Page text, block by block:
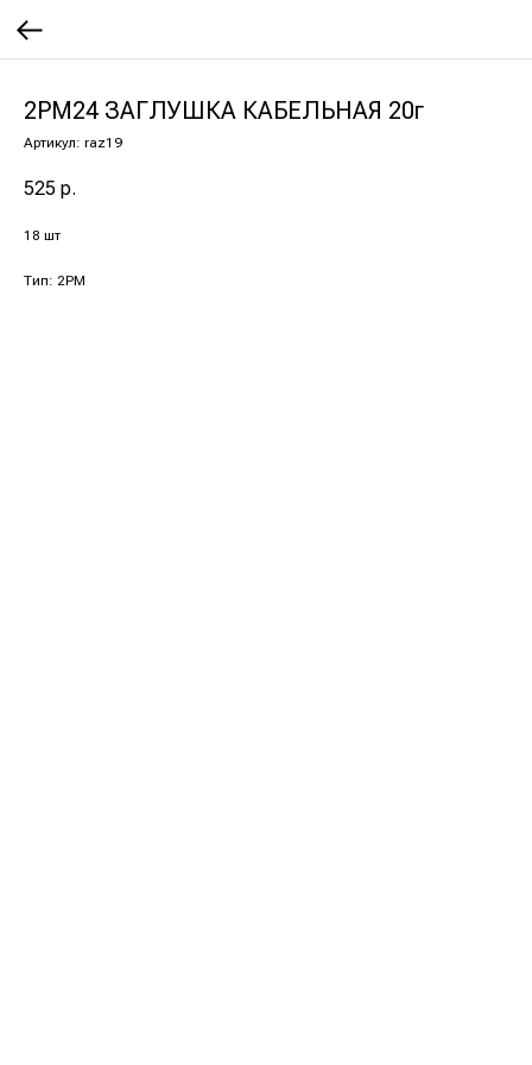
2РМ24 ЗАГЛУШКА КАБЕЛЬНАЯ 20г
Артикул: raz19
525 р.
18 шт
Тип: 2РМ